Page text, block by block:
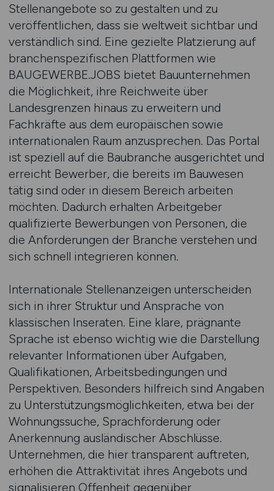
Stellenangebote so zu gestalten und zu
veröffentlichen, dass sie weltweit sichtbar und
verständlich sind. Eine gezielte Platzierung auf
branchenspezifischen Plattformen wie
BAUGEWERBE.JOBS bietet Bauunternehmen
die Möglichkeit, ihre Reichweite über
Landesgrenzen hinaus zu erweitern und
Fachkräfte aus dem europäischen sowie
internationalen Raum anzusprechen. Das Portal
ist speziell auf die Baubranche ausgerichtet und
erreicht Bewerber, die bereits im Bauwesen
tätig sind oder in diesem Bereich arbeiten
möchten. Dadurch erhalten Arbeitgeber
qualifizierte Bewerbungen von Personen, die
die Anforderungen der Branche verstehen und
sich schnell integrieren können.
Internationale Stellenanzeigen unterscheiden
sich in ihrer Struktur und Ansprache von
klassischen Inseraten. Eine klare, prägnante
Sprache ist ebenso wichtig wie die Darstellung
relevanter Informationen über Aufgaben,
Qualifikationen, Arbeitsbedingungen und
Perspektiven. Besonders hilfreich sind Angaben
zu Unterstützungsmöglichkeiten, etwa bei der
Wohnungssuche, Sprachförderung oder
Anerkennung ausländischer Abschlüsse.
Unternehmen, die hier transparent auftreten,
erhöhen die Attraktivität ihres Angebots und
signalisieren Offenheit gegenüber